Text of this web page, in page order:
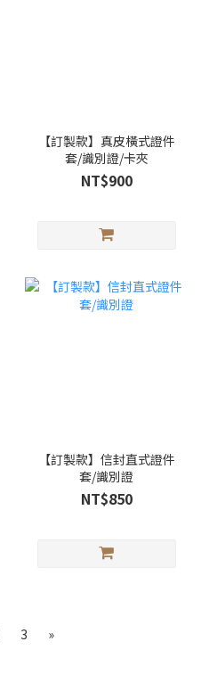
【訂製款】真皮橫式證件
套/識別證/卡夾
NT$900
【訂製款】信封直式證件
套/識別證
NT$850
3 »